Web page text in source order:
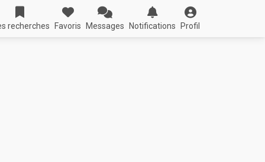
recherches Favoris Messages Notifications Profil